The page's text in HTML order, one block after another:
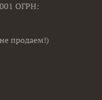
ОГРН:
продаем!)